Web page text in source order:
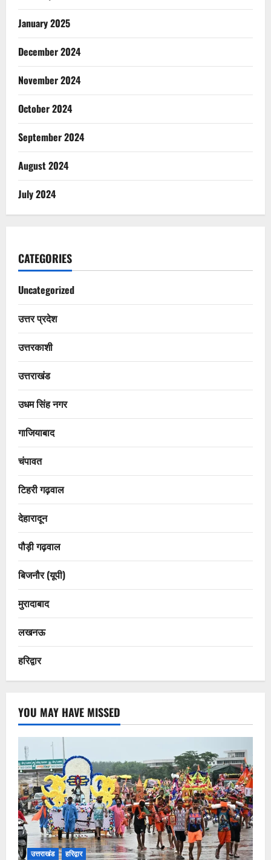
January 2025
December 2024
November 2024
October 2024
September 2024
August 2024
July 2024
CATEGORIES
Uncategorized
उत्तर प्रदेश
उत्तरकाशी
उत्तराखंड
उधम सिंह नगर
गाजियाबाद
चंपावत
टिहरी गढ़वाल
देहारादून
पौड़ी गढ़वाल
बिजनौर (यूपी)
मुरादाबाद
लखनऊ
हरिद्वार
YOU MAY HAVE MISSED
उत्तराखंड हरिद्वार